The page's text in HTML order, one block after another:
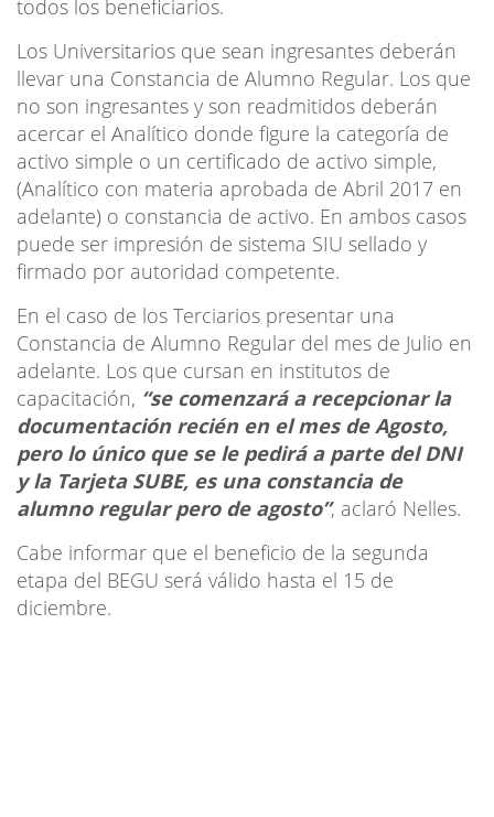
todos los beneficiarios.
Los Universitarios que sean ingresantes deberán
llevar una Constancia de Alumno Regular. Los que
no son ingresantes y son readmitidos deberán
acercar el Analítico donde figure la categoría de
activo simple o un certificado de activo simple,
(Analítico con materia aprobada de Abril 2017 en
adelante) o constancia de activo. En ambos casos
puede ser impresión de sistema SIU sellado y
firmado por autoridad competente.
En el caso de los Terciarios presentar una
Constancia de Alumno Regular del mes de Julio en
adelante. Los que cursan en institutos de
capacitación, “se comenzará a recepcionar la
documentación recién en el mes de Agosto,
pero lo único que se le pedirá a parte del DNI
y la Tarjeta SUBE, es una constancia de
alumno regular pero de agosto”, aclaró Nelles.
Cabe informar que el beneficio de la segunda
etapa del BEGU será válido hasta el 15 de
diciembre.